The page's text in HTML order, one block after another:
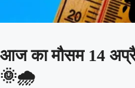
आज का मौसम 14 अप्रैल
🌞🌧️